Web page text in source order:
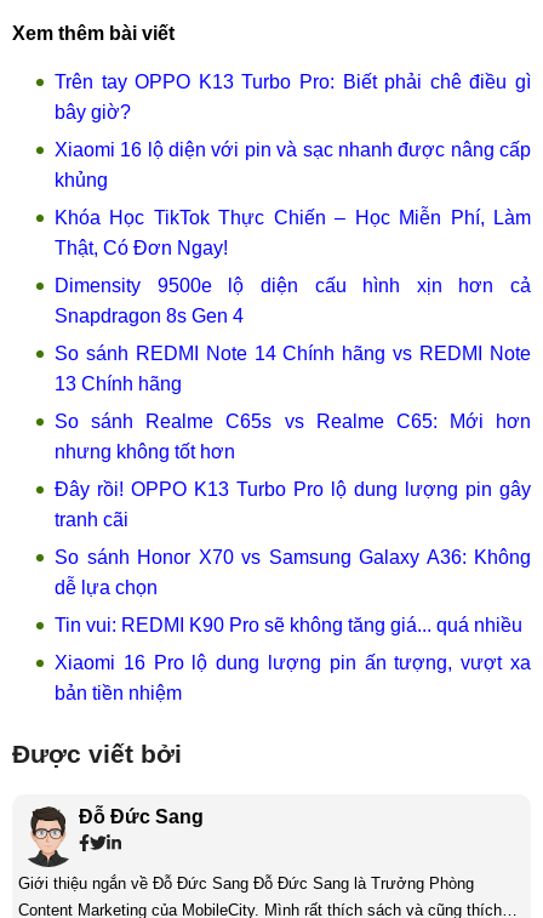
Xem thêm bài viết
Trên tay OPPO K13 Turbo Pro: Biết phải chê điều gì
bây giờ?
Xiaomi 16 lộ diện với pin và sạc nhanh được nâng cấp
khủng
Khóa Học TikTok Thực Chiến – Học Miễn Phí, Làm
Thật, Có Đơn Ngay!
Dimensity 9500e lộ diện cấu hình xịn hơn cả
Snapdragon 8s Gen 4
So sánh REDMI Note 14 Chính hãng vs REDMI Note
13 Chính hãng
So sánh Realme C65s vs Realme C65: Mới hơn
nhưng không tốt hơn
Đây rồi! OPPO K13 Turbo Pro lộ dung lượng pin gây
tranh cãi
So sánh Honor X70 vs Samsung Galaxy A36: Không
dễ lựa chọn
Tin vui: REDMI K90 Pro sẽ không tăng giá... quá nhiều
Xiaomi 16 Pro lộ dung lượng pin ấn tượng, vượt xa
bản tiền nhiệm
Được viết bởi
Đỗ Đức Sang
Giới thiệu ngắn về Đỗ Đức Sang Đỗ Đức Sang là Trưởng Phòng
Content Marketing của MobileCity. Mình rất thích sách và cũng thích